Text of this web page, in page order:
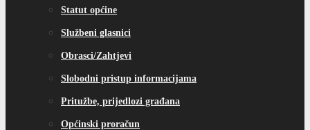
Statut općine
Službeni glasnici
Obrasci/Zahtjevi
Slobodni pristup informacijama
Pritužbe, prijedlozi građana
Općinski proračun